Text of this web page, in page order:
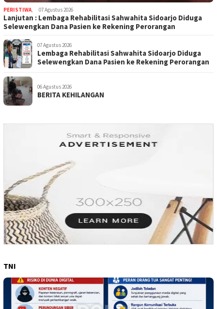
PERISTIWA 07 Agustus 2026
Lanjutan : Lembaga Rehabilitasi Sahwahita Sidoarjo Diduga
Selewengkan Dana Pasien ke Rekening Perorangan
07 Agustus 2026
Lembaga Rehabilitasi Sahwahita Sidoarjo Diduga
Selewengkan Dana Pasien ke Rekening Perorangan
06 Agustus 2026
BERITA KEHILANGAN
TNI